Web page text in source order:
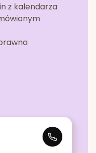
z kalendarza